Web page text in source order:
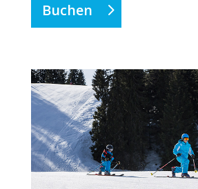
Buchen